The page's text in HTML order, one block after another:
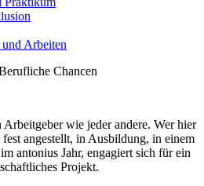
Arbeiten
Arbeitgeber wie jeder andere. Wer hier
fest angestellt, in Ausbildung, in einem
antonius Jahr, engagiert sich für ein
Projekt.